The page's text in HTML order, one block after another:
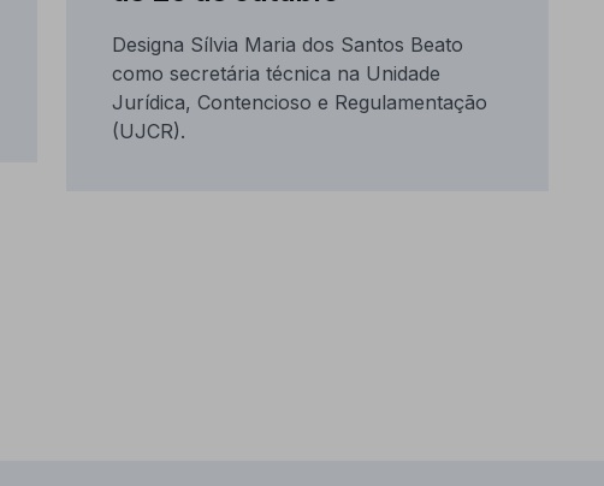
Designa Sílvia Maria dos Santos Beato
como secretária técnica na Unidade
Jurídica, Contencioso e Regulamentação
(UJCR).